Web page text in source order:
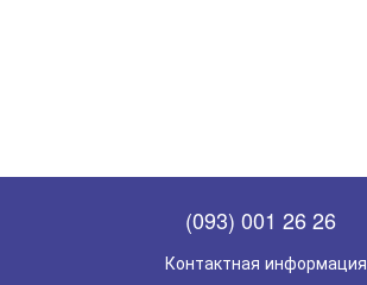
(093) 001 26 26
Контактная информация